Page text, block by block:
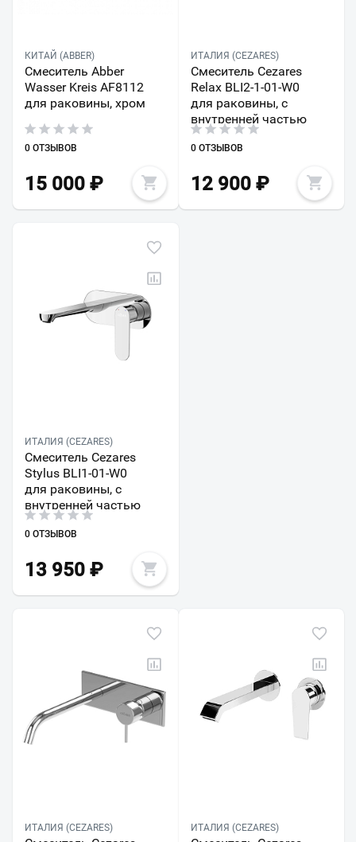
КИТАЙ (ABBER)
Смеситель Abber
Wasser Kreis AF8112
для раковины, хром
0 ОТЗЫВОВ
15 000 ₽
ИТАЛИЯ (CEZARES)
Смеситель Cezares
Relax BLI2-1-01-W0
для раковины, с
внутренней частью
0 ОТЗЫВОВ
12 900₽
ИТАЛИЯ (CEZARES)
Смеситель Cezares
Stylus BLI1-01-W0
для раковины, с
внутренней частью
0 ОТЗЫВОВ
13 950 ₽
ИТАЛИЯ (CEZARES) ИТАЛИЯ (CEZARES)